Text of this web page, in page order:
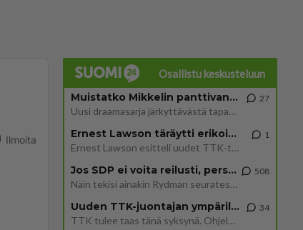
Ilmoita
Osallistu keskusteluun
Muistatko Mikkelin panttivankidraaman?
Uusi draamasarja järkyttävästä tapauksesta on tulossa. Tositapahtumiin perustuva sarja ammentaa vuoden 1986 Mikkelin pan
27
Ernest Lawson täräytti erikoisen heiton TTK-lehdistötilaisuudessa: " Onko tässä tarkoituksena...?"
Ernest Lawson esitteli uudet TTK-tähtioppilaat ja opettajat torstaina 6.8. lehdistölle. Tulevalla kaudella on yksi hausk
1
Jos SDP ei voita reilusti, persut kumoavat demokratian Suomesta
Näin tekisi ainakin Rydman seuratessaan idolinsa Trumpin mallia https://www.is.fi/politiikka/art-2000012187244.html
508
Uuden TTK-juontajan ympärillä epätietoisuus sakenee - Nyt MTV hämmentää soppaa
TTK tulee taas tänä syksynä. Ohjelman uudet tähtioppilaat julkistetaan torstaina 6. elokuuta klo 14 alkavassa lehdistö
34